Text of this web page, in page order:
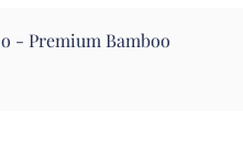
- Premium Bamboo